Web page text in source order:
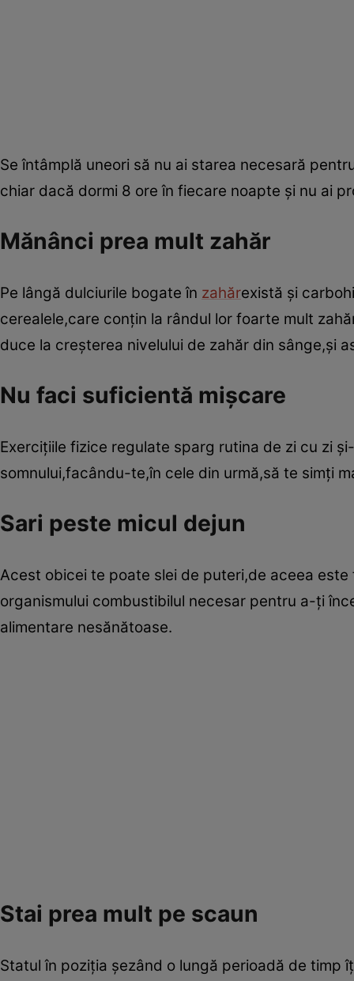
Se întâmplă uneori să nu ai starea necesară
chiar dacă dormi 8 ore în fiecare noapte şi nu ai
Mănânci prea mult zahăr
Pe lângă dulciurile bogate în zahărexistă şi
cerealele,care conţin la rândul lor foarte mult
duce la creşterea nivelului de zahăr din sânge,şi
Nu faci suficientă mişcare
Exerciţiile fizice regulate sparg rutina de zi cu zi
somnului,facându-te,în cele din urmă,să te simţi
Sari peste micul dejun
Acest obicei te poate slei de puteri,de aceea
organismului combustibilul necesar pentru a-ţi
alimentare nesănătoase.
Stai prea mult pe scaun
Statul în poziţia şezând o lungă perioadă de